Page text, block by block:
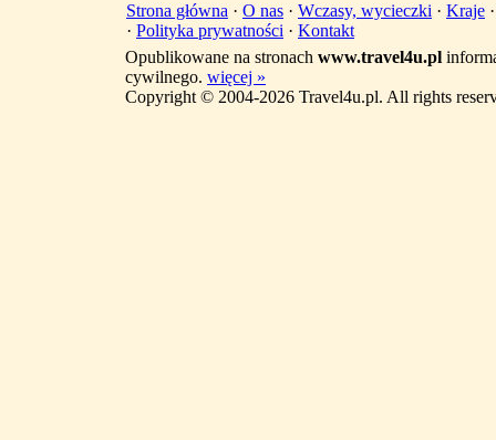
Strona główna · O nas · Wczasy, wycieczki · Kraje
· Polityka prywatności · Kontakt
Opublikowane na stronach www.travel4u.pl
cywilnego. więcej »
Copyright © 2004-2026 Travel4u.pl. All rights